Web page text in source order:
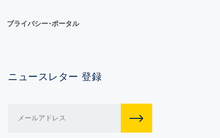
プライバシー･ポータル
ニュースレター 登録